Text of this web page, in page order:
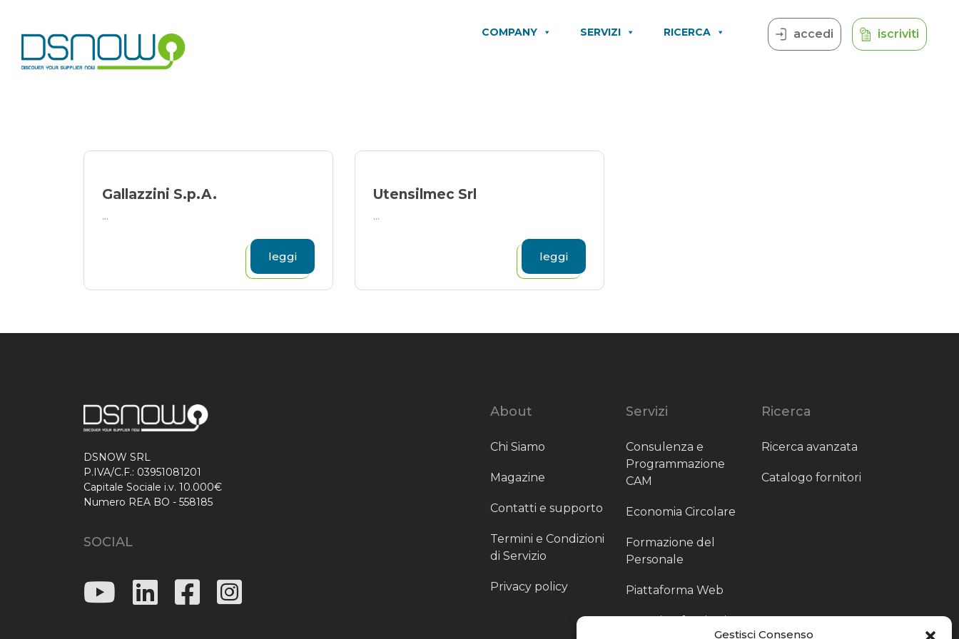
Gestisci Consenso
content
COMPANY SERVIZI RICERCA accedi iscriviti
Gallazzini S.p.A.
...
leggi
Utensilmec Srl
...
leggi
DSNOW SRL
P.IVA/C.F.: 03951081201
Capitale Sociale i.v. 10.000€
Numero REA BO - 558185
SOCIAL
About
Chi Siamo
Magazine
Contatti e supporto
Termini e Condizioni
di Servizio
Privacy policy
Servizi
Consulenza e
Programmazione
CAM
Economia Circolare
Formazione del
Personale
Piattaforma Web
Scouting fornitori
Ricerca
Ricerca avanzata
Catalogo fornitori